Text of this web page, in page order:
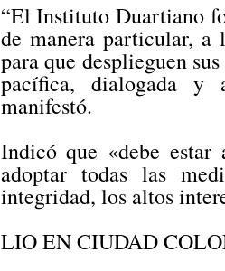
“El Instituto Duartiano
de manera particular, a
para que desplieguen
pacífica, dialogada y
manifestó.
Indicó que «debe estar
adoptar todas las
integridad, los altos
LIO EN CIUDAD